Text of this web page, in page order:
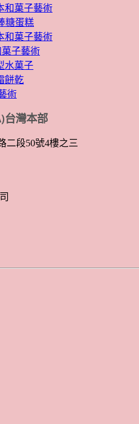
和菓子藝術
糖蛋糕
和菓子藝術
菓子藝術
水菓子
餅乾
術
台灣本部
二段50號4樓之三